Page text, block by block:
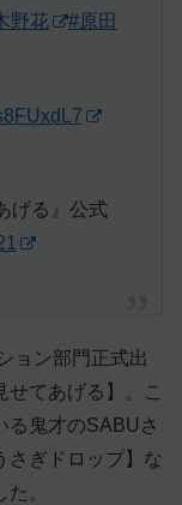
野花
#原田
げる』公式
ョン部門正式出
てあげる】。こ
る鬼才のSABUさ
さぎドロップ】な
。